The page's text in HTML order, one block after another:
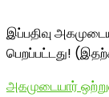
இப்பதிவு
பெறப்பட்டது!
அகமுடையார்